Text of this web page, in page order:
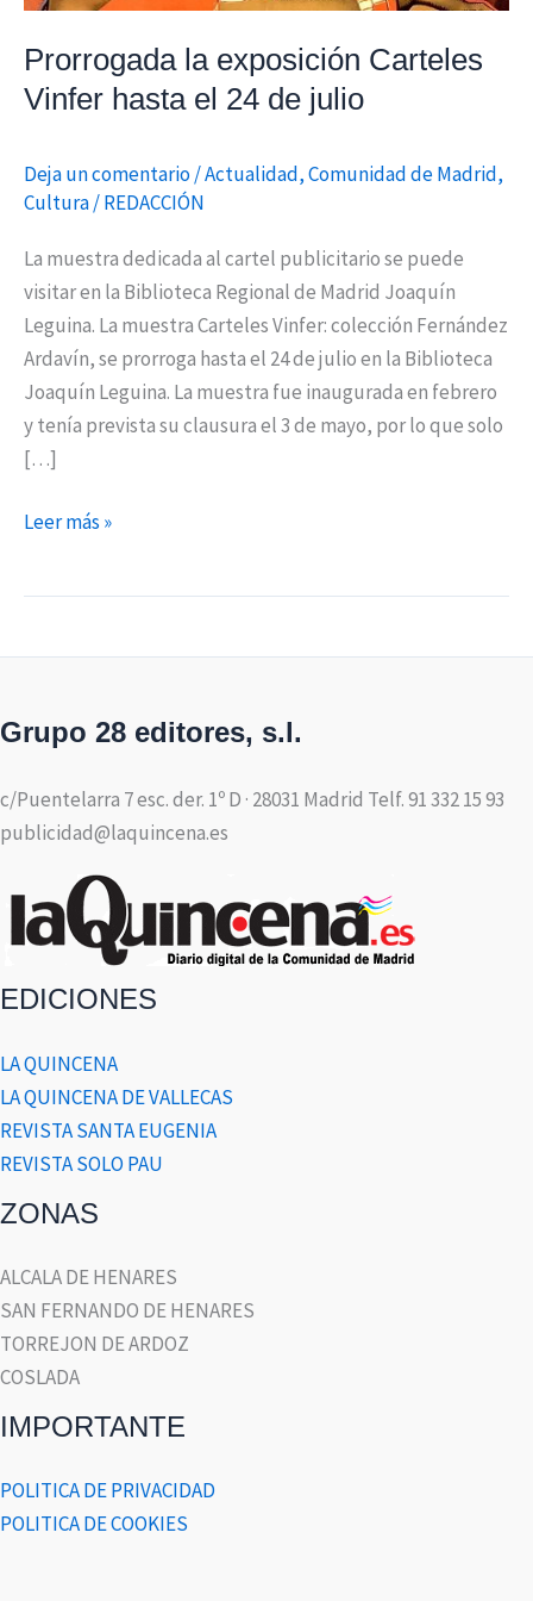
Prorrogada la exposición Carteles
Vinfer hasta el 24 de julio
Deja un comentario/Actualidad,Comunidad de Madrid,
Cultura/REDACCIÓN
La muestra dedicada al cartel publicitario se puede
visitar en la Biblioteca Regional de Madrid Joaquín
Leguina. La muestra Carteles Vinfer: colección Fernández
Ardavín, se prorroga hasta el 24 de julio en la Biblioteca
Joaquín Leguina. La muestra fue inaugurada en febrero
y tenía prevista su clausura el 3 de mayo, por lo que solo
[…]
julio
Leer más »
Grupo 28 editores, s.l.
c/Puentelarra 7 esc. der. 1º D · 28031 Madrid Telf. 91 332 15 93
publicidad@laquincena.es
EDICIONES
LA QUINCENA
LA QUINCENA DE VALLECAS
REVISTA SANTA EUGENIA
REVISTA SOLO PAU
ZONAS
ALCALA DE HENARES
SAN FERNANDO DE HENARES
TORREJON DE ARDOZ
COSLADA
IMPORTANTE
POLITICA DE PRIVACIDAD
POLITICA DE COOKIES